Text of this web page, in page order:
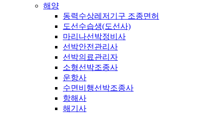
해양
동력수상레저기구 조종면허
도선수습생(도선사)
마리나선박정비사
선박안전관리사
선박의료관리자
소형선박조종사
운항사
수면비행선박조종사
항해사
해기사